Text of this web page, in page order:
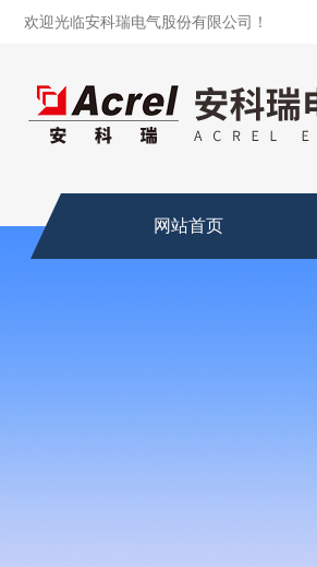
欢迎光临安科瑞电气股份有限公司！
网站首页